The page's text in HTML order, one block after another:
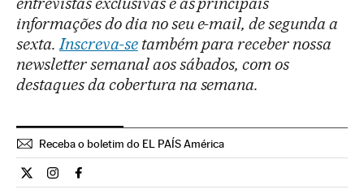
informações do dia no seu e-mail, de segunda a
sexta.Inscreva-setambém para receber nossa
newsletter semanal aos sábados, com os
destaques da cobertura na semana.
Receba o boletim do EL PAÍS América
Internacional El País Brasil en Twitter
Internacional El País Brasil en Instagram
Internacional El País Brasil en Facebook